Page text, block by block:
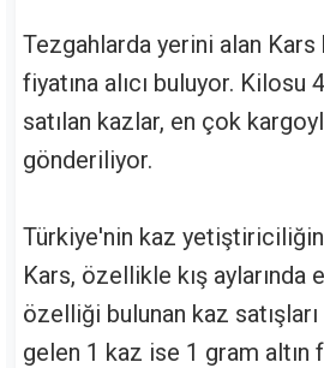
Tezgahlarda yerini alan Kars
fiyatına alıcı buluyor. Kilosu
satılan kazlar, en çok
gönderiliyor.
Türkiye'nin kaz
Kars, özellikle kış aylarında
özelliği bulunan kaz
gelen 1 kaz ise 1 gram altın